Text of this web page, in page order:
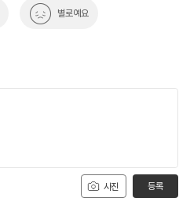
별로예요
사진 등록